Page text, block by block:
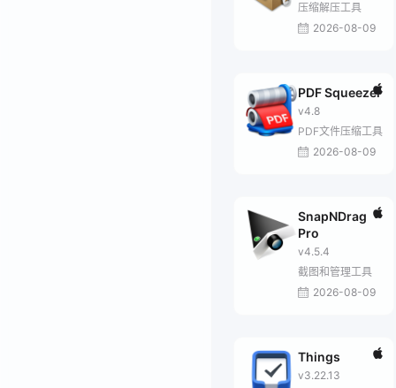
压缩解压工具
2026-08-09
PDF Squeezer
v4.8
PDF文件压缩工具
2026-08-09
SnapNDrag
Pro
v4.5.4
截图和管理工具
2026-08-09
Things
v3.22.13